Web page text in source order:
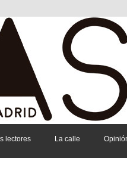
lectores La calle